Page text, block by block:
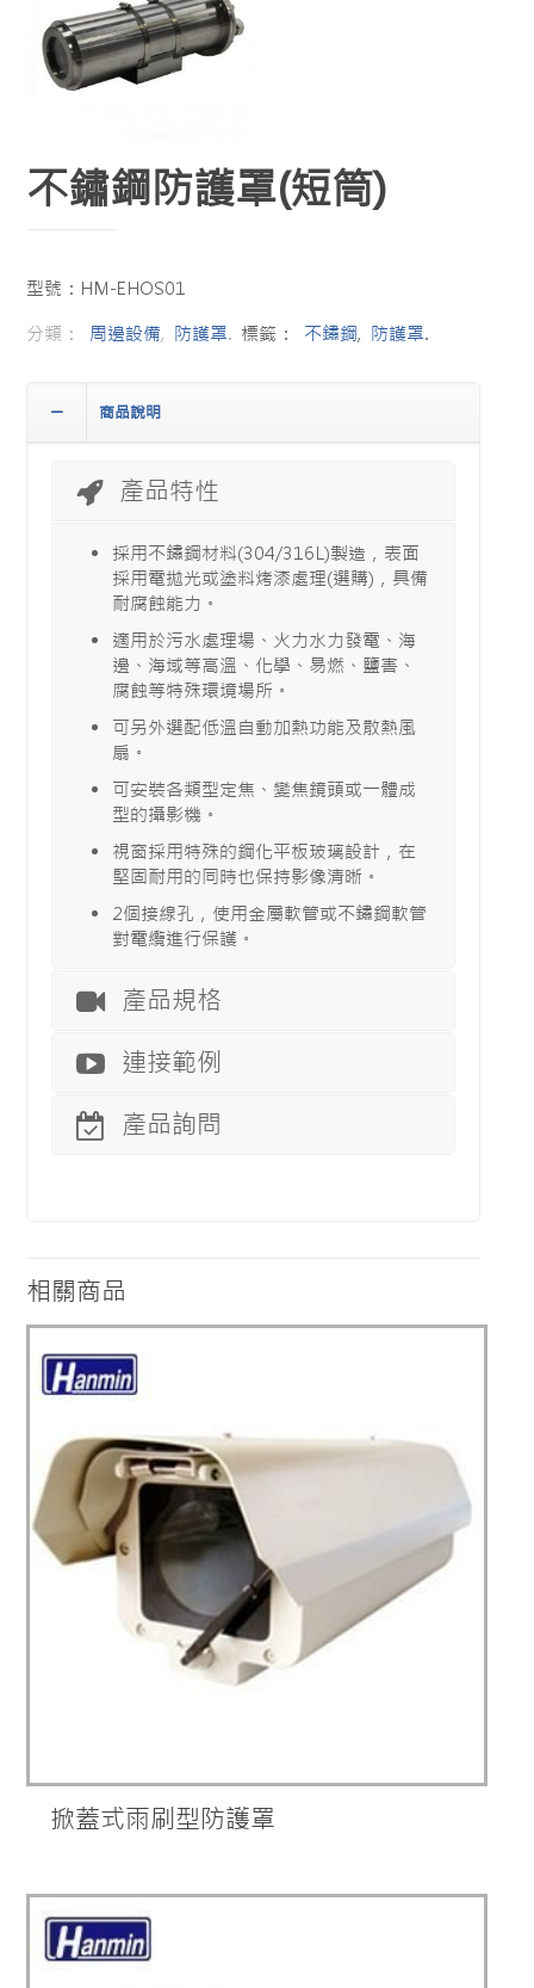
不鏽鋼防護罩(短筒)
型號：HM-EHOS01
分類： 周邊設備, 防護罩. 標籤： 不鏽鋼, 防護罩.
商品說明
產品特性
採用不鏽鋼材料(304/316L)製造，表面
採用電拋光或塗料烤漆處理(選購)，具備
耐腐蝕能力。
適用於污水處理場、火力水力發電、海
邊、海域等高溫、化學、易燃、鹽害、
腐蝕等特殊環境場所。
可另外選配低溫自動加熱功能及散熱風
扇。
可安裝各類型定焦、變焦鏡頭或一體成
型的攝影機。
視窗採用特殊的鋼化平板玻璃設計，在
堅固耐用的同時也保持影像清晰。
2個接線孔，使用金屬軟管或不鏽鋼軟管
對電纜進行保護。
產品規格
連接範例
產品詢問
相關商品
掀蓋式雨刷型防護罩